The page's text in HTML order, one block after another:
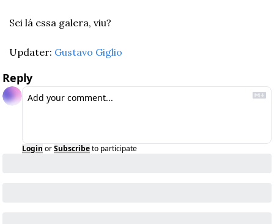
Sei lá essa galera, viu?
Updater: Gustavo Giglio
Reply
Login orSubscribeto participate